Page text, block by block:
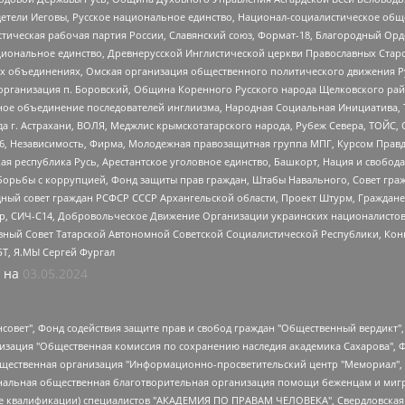
Иеговы, Русское национальное единство, Национал-социалистическое
рабочая партия России, Славянский союз, Формат-18, Благородный
единство, Древнерусской Инглистической церкви Православных
Омская организация общественного политического движения
п. Боровский, Община Коренного Русского народа Щелковского
объединение последователей инглиизма, Народная Социальная
Астрахани, ВОЛЯ, Меджлис крымскотатарского народа, Рубеж Севера, ТОЙС,
Фирма, Молодежная правозащитная группа МПГ, Курсом
республика Русь, Арестантское уголовное единство, Башкорт, Нация и
с коррупцией, Фонд защиты прав граждан, Штабы Навального, Совет
совет граждан РСФСР СССР Архангельской области, Проект Штурм,
СИЧ-С14, Добровольческое Движение Организации украинских
Совет Татарской Автономной Советской Социалистической Республики,
Я.МЫ Сергей Фургал
03.05.2024
профессиональный союз работников здравоохранения "Альянс врачей", Юридическое лицо, зарегистрированное в Латвийской Республике, SIA "Medusa Project" (регистрационный номер 40103797863, дата регистрации 10.06.2014), Некоммерческая организация "Фонд по борьбе с коррупцией", Автономная некоммерческая организация "Институт права и публичной политики", Баданин Роман Сергеевич, Гликин Максим Александрович, Железнова Мария Михайловна, Лукьянова Юлия Сергеевна, Маетная Елизавета Витальевна, Маняхин Петр Борисович, Чуракова Ольга Владимировна, Ярош Юлия Петровна, Юридическое лицо "The Insider SIA", зарегистрированное в Риге, Латвийская Республика (дата регистрации 26.06.2015), являющееся администратором доменного имени интернет-издания "The Insider SIA", https://theins.ru, Постернак Алексей Евгеньевич, Рубин Михаил Аркадьевич, Анин Роман Александрович, Юридическое лицо Istories fonds, зарегистрированное в Латвийской Республике (регистрационный номер 50008295751, дата регистрации 24.02.2020), Великовский Дмитрий Александрович, Долинина Ирина Николаевна, Мароховская Алеся Алексеевна, Шлейнов Роман Юрьевич, Шмагун Олеся Валентиновна, Общество с ограниченной ответственностью "Альтаир 2021", Общество с ограниченной ответственностью "Вега 2021", Общество с ограниченной ответственностью "Главный редактор 2021", Общество с ограниченной ответственностью "Ромашки монолит", Важенков Артем Валерьевич, Ивановская областная общественная организация "Центр гендерных исследований", Гурман Юрий Альбертович, Медиапроект "ОВД-Инфо", Егоров Владимир Владимирович, Жилинский Владимир Александрович, Общество с ограниченной ответственностью "ЗП", Иванова София Юрьевна, Карезина Инна Павловна, Кильтау Екатерина Викторовна, Петров Алексей Викторович, Пискунов Сергей Евгеньевич, Смирнов Сергей Сергеевич, Тихонов Михаил Сергеевич, Общество с ограниченной ответственностью "ЖУРНАЛИСТ-ИНОСТРАННЫЙ АГЕНТ", Арапова Галина Юрьевна, Вольтская Татьяна Анатольевна, Американская компания "Mason G.E.S. Anonymous Foundation" (США), являющаяся владельцем интернет-издания https://mnews.world/, Компания "Stichting Bellingcat", зарегистрированная в Нидерландах (дата регистрации 11.07.2018), Захаров Андрей Вячеславович, Клепиковская Екатерина Дмитриевна, Общество с ограниченной ответственностью "МЕМО", Перл Роман Александрович, Симонов Евгений Алексеевич, Соловьева Елена Анатольевна, Сотников Даниил Владимирович, Сурначева Елизавета Дмитриевна, Автономная некоммерческая организация по защите прав человека и информированию населения "Якутия – Наше Мнение", Общество с ограниченной ответственностью "Москоу диджитал медиа", с 26.01.2023 Общество с ограниченной ответственностью "Чайка Белые сады", Ветошкина Валерия Валерьевна, Заговора Максим Александрович, Межрегиональное общественное движение "Российская ЛГБТ - сеть", Оленичев Максим Владимирович, Павлов Иван Юрьевич, Скворцова Елена Сергеевна, Общество с ограниченной ответственностью "Как бы инагент", Кочетков Игорь Викторович, Общество с ограниченной ответственностью "Честные выборы", Еланчик Олег Александрович, Общество с ограниченной ответственностью "Нобелевский призыв", Гималова Регина Эмилевна, Григорьев Андрей Валерьевич, Григорьева Алина Александровна, Ассоциация по содействию защите прав призывников, альтернативнослужащих и военнослужащих "Правозащитная группа "Гражданин.Армия.Право", Хисамова Регина Фаритовна,